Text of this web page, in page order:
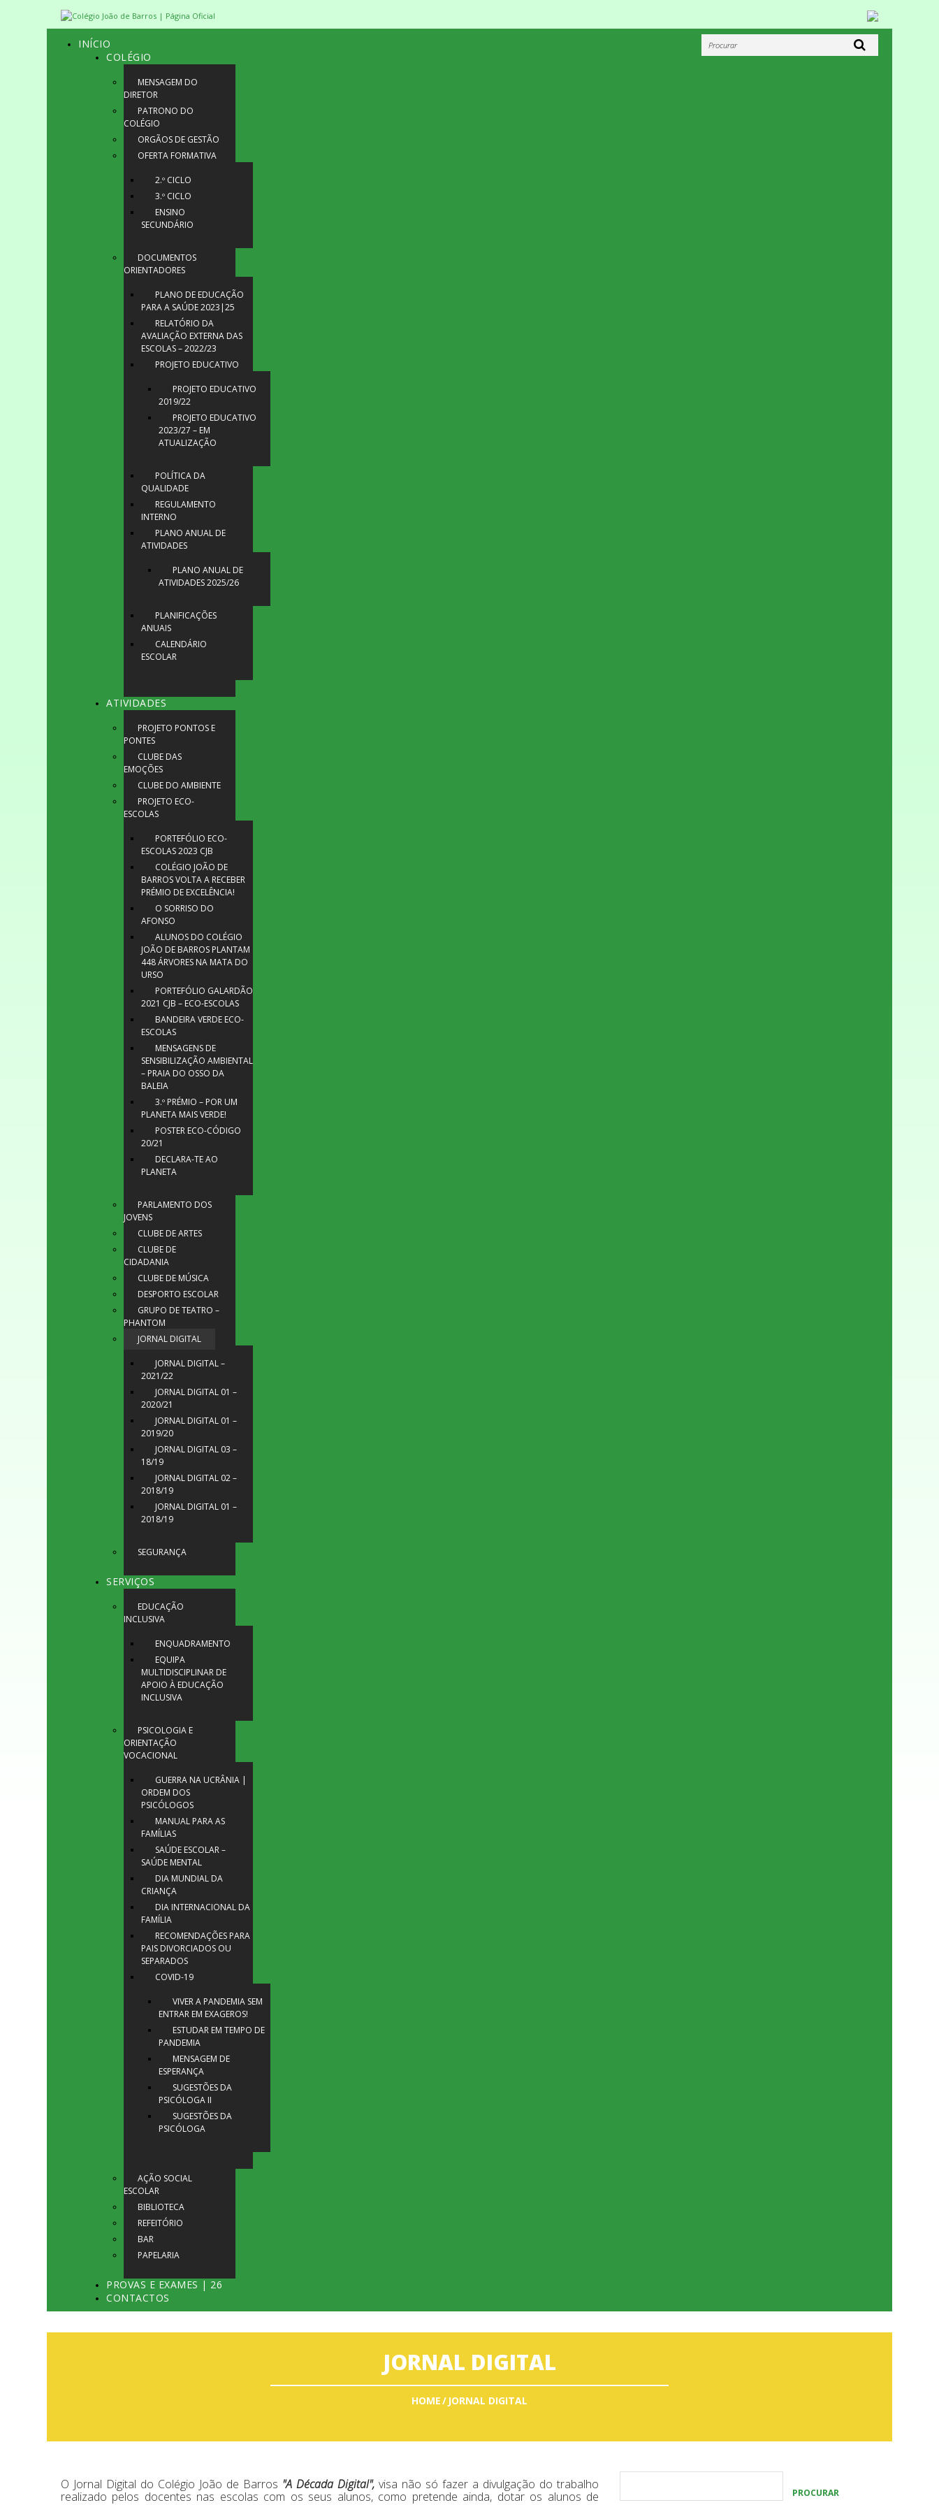
INÍCIO
COLÉGIO
MENSAGEM DO
DIRETOR
PATRONO DO
COLÉGIO
ORGÃOS DE GESTÃO
OFERTA FORMATIVA
2.º CICLO
3.º CICLO
ENSINO
SECUNDÁRIO
DOCUMENTOS
ORIENTADORES
PLANO DE EDUCAÇÃO
PARA A SAÚDE 2023|25
RELATÓRIO DA
AVALIAÇÃO EXTERNA DAS
ESCOLAS – 2022/23
PROJETO EDUCATIVO
PROJETO EDUCATIVO
2019/22
PROJETO EDUCATIVO
2023/27 – EM
ATUALIZAÇÃO
POLÍTICA DA
QUALIDADE
REGULAMENTO
INTERNO
PLANO ANUAL DE
ATIVIDADES
PLANO ANUAL DE
ATIVIDADES 2025/26
PLANIFICAÇÕES
ANUAIS
CALENDÁRIO
ESCOLAR
ATIVIDADES
PROJETO PONTOS E
PONTES
CLUBE DAS
EMOÇÕES
CLUBE DO AMBIENTE
PROJETO ECO-
ESCOLAS
PORTEFÓLIO ECO-
ESCOLAS 2023 CJB
COLÉGIO JOÃO DE
BARROS VOLTA A RECEBER
PRÉMIO DE EXCELÊNCIA!
O SORRISO DO
AFONSO
ALUNOS DO COLÉGIO
JOÃO DE BARROS PLANTAM
448 ÁRVORES NA MATA DO
URSO
PORTEFÓLIO GALARDÃO
2021 CJB – ECO-ESCOLAS
BANDEIRA VERDE ECO-
ESCOLAS
MENSAGENS DE
SENSIBILIZAÇÃO AMBIENTAL
– PRAIA DO OSSO DA
BALEIA
3.º PRÉMIO – POR UM
PLANETA MAIS VERDE!
POSTER ECO-CÓDIGO
20/21
DECLARA-TE AO
PLANETA
PARLAMENTO DOS
JOVENS
CLUBE DE ARTES
CLUBE DE
CIDADANIA
CLUBE DE MÚSICA
DESPORTO ESCOLAR
GRUPO DE TEATRO –
PHANTOM
JORNAL DIGITAL
JORNAL DIGITAL –
2021/22
JORNAL DIGITAL 01 –
2020/21
JORNAL DIGITAL 01 –
2019/20
JORNAL DIGITAL 03 –
18/19
JORNAL DIGITAL 02 –
2018/19
JORNAL DIGITAL 01 –
2018/19
SEGURANÇA
SERVIÇOS
EDUCAÇÃO
INCLUSIVA
ENQUADRAMENTO
EQUIPA
MULTIDISCIPLINAR DE
APOIO À EDUCAÇÃO
INCLUSIVA
PSICOLOGIA E
ORIENTAÇÃO
VOCACIONAL
GUERRA NA UCRÂNIA |
ORDEM DOS
PSICÓLOGOS
MANUAL PARA AS
FAMÍLIAS
SAÚDE ESCOLAR –
SAÚDE MENTAL
DIA MUNDIAL DA
CRIANÇA
DIA INTERNACIONAL DA
FAMÍLIA
RECOMENDAÇÕES PARA
PAIS DIVORCIADOS OU
SEPARADOS
COVID-19
VIVER A PANDEMIA SEM
ENTRAR EM EXAGEROS!
ESTUDAR EM TEMPO DE
PANDEMIA
MENSAGEM DE
ESPERANÇA
SUGESTÕES DA
PSICÓLOGA II
SUGESTÕES DA
PSICÓLOGA
AÇÃO SOCIAL
ESCOLAR
BIBLIOTECA
REFEITÓRIO
BAR
PAPELARIA
PROVAS E EXAMES | 26
CONTACTOS
JORNAL DIGITAL
HOME JORNAL DIGITAL
O Jornal Digital do Colégio João de Barros "A Década Digital", visa não só fazer a divulgação do trabalho
realizado pelos docentes nas escolas com os seus alunos, como pretende ainda, dotar os alunos de